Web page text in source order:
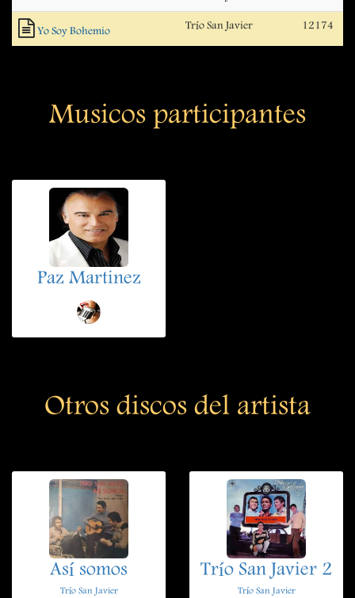
Yo Soy Bohemio Trío San Javier 12174
Musicos participantes
Paz Martinez
Otros discos del artista
Así somos
Trío San Javier
Trío San Javier 2
Trío San Javier